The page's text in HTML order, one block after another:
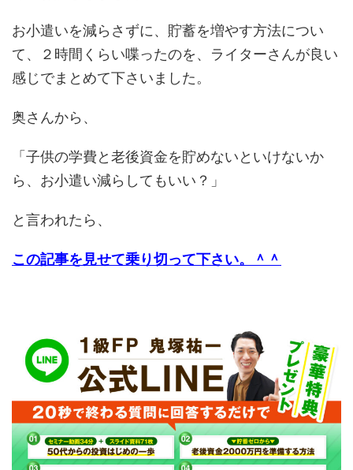
お小遣いを減らさずに、貯蓄を増やす方法につい
て、２時間くらい喋ったのを、ライターさんが良い
感じでまとめて下さいました。
奥さんから、
「子供の学費と老後資金を貯めないといけないか
ら、お小遣い減らしてもいい？」
と言われたら、
この記事を見せて乗り切って下さい。＾＾